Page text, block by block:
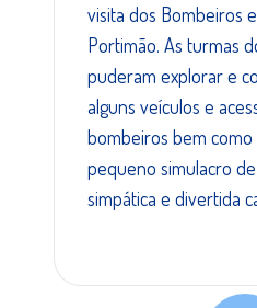
visita dos Bombeiros
Portimão. As turmas
puderam explorar e
alguns veículos e
bombeiros bem como
pequeno simulacro
simpática e divertida